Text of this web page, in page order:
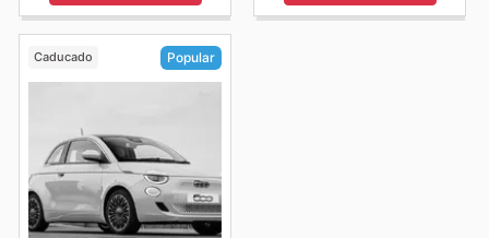
Caducado Popular